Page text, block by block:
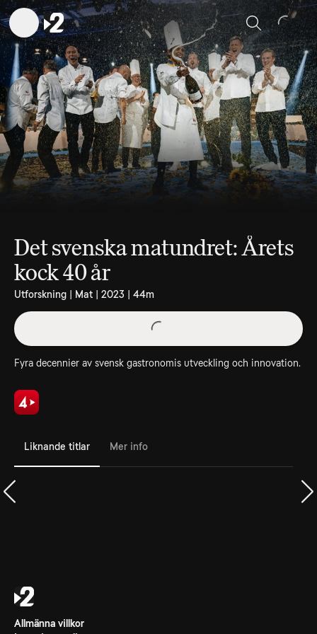
Sök
Det svenska matundret: Årets
kock 40 år
Utforskning | Mat | 2023 | 44m
Fyra decennier av svensk gastronomis utveckling och innovation.
Liknande titlar Mer info
Allmänna villkor